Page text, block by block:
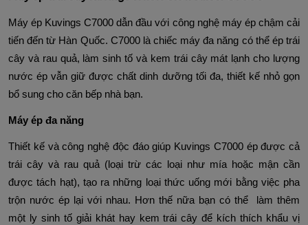
Máy ép Kuvings C7000 dẫn đầu với công nghệ máy ép chậm cải
tiến đến từ Hàn Quốc. C7000 là chiếc máy đa năng có thể ép trái
cây và rau quả, làm sinh tố và kem trái cây mát lạnh cho lượng
nước ép vẫn giữ được chất dinh dưỡng tối đa, thiết kế nhỏ gọn
bổ sung cho căn bếp nhà bạn.
Máy ép đa năng
Thiết kế và công nghệ độc đáo giúp Kuvings C7000 ép được cả
trái cây và rau quả (loại trừ các loại như mía hoặc mận cần
được tách hạt), tạo ra những loại thức uống mới bằng việc pha
trộn nước ép lại với nhau. Hơn thế nữa bạn có thể làm thêm
một ly sinh tố giải khát hay kem trái cây để kích thích khẩu vị